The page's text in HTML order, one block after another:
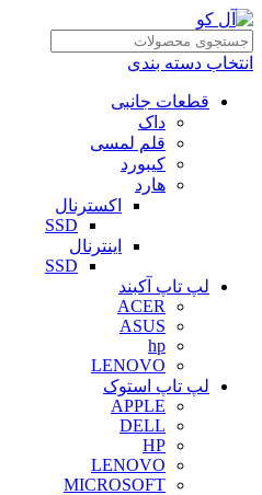
انتخاب دسته بندی
قطعات جانبی
داک
قلم لمسی
کیبورد
هارد
اکسترنال
SSD
اینترنال
SSD
لپ تاپ آکبند
ACER
ASUS
hp
LENOVO
لپ تاپ استوک
APPLE
DELL
HP
LENOVO
MICROSOFT